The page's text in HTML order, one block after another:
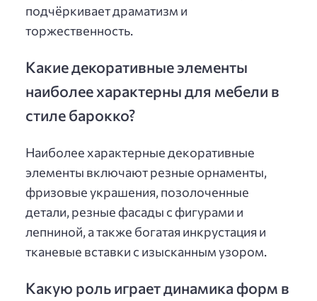
подчёркивает драматизм и
торжественность.
Какие декоративные элементы
наиболее характерны для мебели в
стиле барокко?
Наиболее характерные декоративные
элементы включают резные орнаменты,
фризовые украшения, позолоченные
детали, резные фасады с фигурами и
лепниной, а также богатая инкрустация и
тканевые вставки с изысканным узором.
Какую роль играет динамика форм в